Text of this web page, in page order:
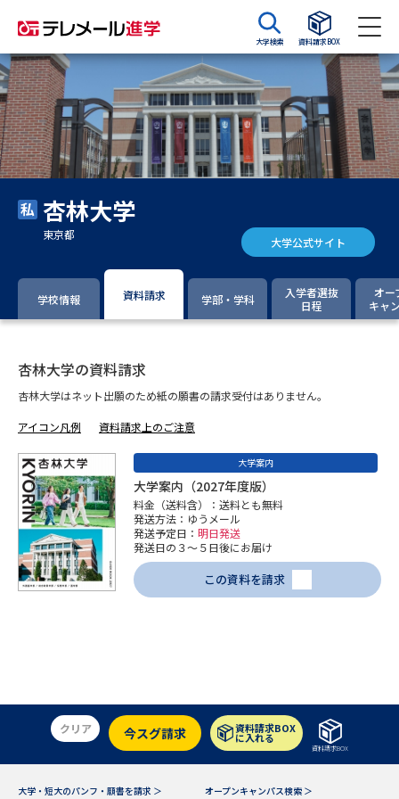
大学検索 資料請求BOX
資料請求 資料検索
大学・短大の資料種類から請求
大学パンフ
大学入学共通テスト利用選抜の
過去問題集
専門学校の資料請求 大学院の資料請求
留学・進学関連、塾・予備校
内」の請求
大学入学共通テスト「受験上の
配慮案内」の請求
高等学校卒業程度認定試験
幼稚園教員資格認定試験 小学校教員資格認定試験
高等学校（情報）教員資格認定
大学で学べる内容や特徴を調べる
新増設大学・学部・学科特集
集
杏林大学
東京都 大学公式サイト
学校情報 資料請求 学部・学科
入学者選抜
日程
オー
キャ
杏林大学の資料請求
杏林大学はネット出願のため紙の願書の請求受付はありません。
アイコン凡例 資料請求上のご注意
大学案内
大学案内（2027年度版）
料金（送料含）：送料とも無料
発送方法：ゆうメール
発送予定日： 明日発送
発送日の３～５日後にお届け
この資料を請求
クリア 今スグ請求 資料請求BOX
に入れる
資料請求BOX
大学・短大のパンフ・願書を請求 ＞ オープンキャンパス検索 ＞